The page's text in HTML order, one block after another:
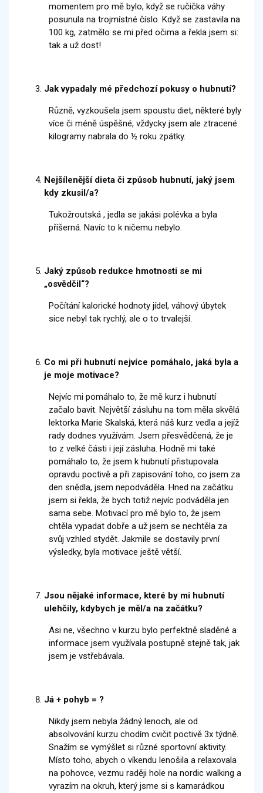
momentem pro mě bylo, když se ručička váhy
posunula na trojmístné číslo. Když se zastavila na
100 kg, zatmělo se mi před očima a řekla jsem si:
tak a už dost!
Jak vypadaly mé předchozí pokusy o hubnutí?
Různě, vyzkoušela jsem spoustu diet, některé byly
více či méně úspěšné, vždycky jsem ale ztracené
kilogramy nabrala do ½ roku zpátky.
Nejšílenější dieta či způsob hubnutí, jaký jsem
kdy zkusil/a?
Tukožroutská , jedla se jakási polévka a byla
příšerná. Navíc to k ničemu nebylo.
Jaký způsob redukce hmotnosti se mi
„osvědčil“?
Počítání kalorické hodnoty jídel, váhový úbytek
sice nebyl tak rychlý, ale o to trvalejší.
Co mi při hubnutí nejvíce pomáhalo, jaká byla a
je moje motivace?
Nejvíc mi pomáhalo to, že mě kurz i hubnutí
začalo bavit. Největší zásluhu na tom měla skvělá
lektorka Marie Skalská, která náš kurz vedla a jejíž
rady dodnes využívám. Jsem přesvědčená, že je
to z velké části i její zásluha. Hodně mi také
pomáhalo to, že jsem k hubnutí přistupovala
opravdu poctivě a při zapisování toho, co jsem za
den snědla, jsem nepodváděla. Hned na začátku
jsem si řekla, že bych totiž nejvíc podváděla jen
sama sebe. Motivací pro mě bylo to, že jsem
chtěla vypadat dobře a už jsem se nechtěla za
svůj vzhled stydět. Jakmile se dostavily první
výsledky, byla motivace ještě větší.
Jsou nějaké informace, které by mi hubnutí
ulehčily, kdybych je měl/a na začátku?
Asi ne, všechno v kurzu bylo perfektně sladěné a
informace jsem využívala postupně stejně tak, jak
jsem je vstřebávala.
Já + pohyb = ?
Nikdy jsem nebyla žádný lenoch, ale od
absolvování kurzu chodím cvičit poctivě 3x týdně.
Snažím se vymýšlet si různé sportovní aktivity.
Místo toho, abych o víkendu lenošila a relaxovala
na pohovce, vezmu raději hole na nordic walking a
vyrazím na okruh, který jsme si s kamarádkou